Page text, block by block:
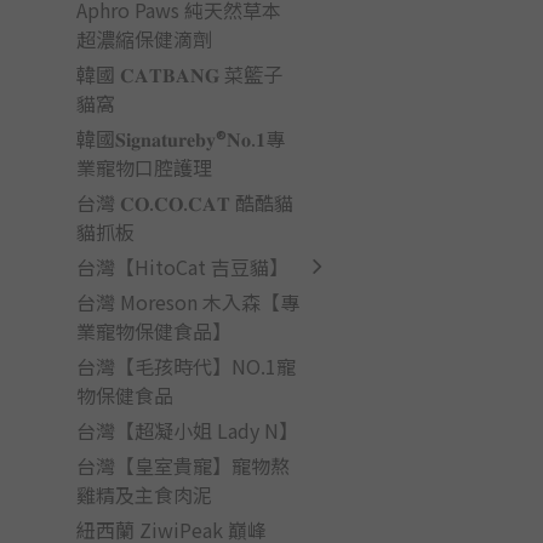
Aphro Paws 純天然草本
超濃縮保健滴劑
韓國 𝐂𝐀𝐓𝐁𝐀𝐍𝐆 菜籃子
貓窩
韓國𝐒𝐢𝐠𝐧𝐚𝐭𝐮𝐫𝐞𝐛𝐲®𝐍𝐨.𝟏專
業寵物口腔護理
台灣 𝐂𝐎.𝐂𝐎.𝐂𝐀𝐓 酷酷貓
貓抓板
台灣【HitoCat 吉豆貓】
台灣 Moreson 木入森【專
業寵物保健食品】
台灣【毛孩時代】NO.1寵
物保健食品
台灣【超凝小姐 Lady N】
台灣【皇室貴寵】寵物熬
雞精及主食肉泥
紐西蘭 ZiwiPeak 巔峰